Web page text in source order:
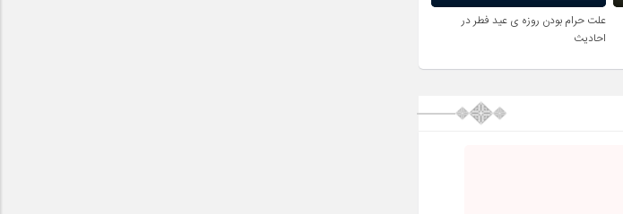
علت حرام بودن روزه ی عید فطر در
احادیث